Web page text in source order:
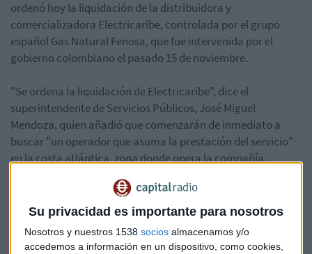
Su privacidad es importante para nosotros
Nosotros y nuestros 1538 socios almacenamos y/o
accedemos a información en un dispositivo, como cookies,
ordenó hoy la liquidación de la distribuidora y
comercializadora Electricaribe, controlada por el grupo
español Gas Natural Fenosa, que fue intervenida por el
gobierno colombiano el pasado 15 de noviembre.
"Se ordena la liquidación de Electricaribe", dice el
superintendente de Servicios Públicos, José Miguel
Mendoza, quien añadió que comenzarán de inmediato a
buscar "un operador que asuma la prestación del servicio"
en la costa atlántica, zona donde opera la compañía.
La empresa, que fue intervenida de manera preventiva hace
cuatro meses debido a problemas técnicos y financieros,
"no está en condiciones de prestar el servicio de energía con
la calidad y continuidad que se requieren", dijo Mendoza.